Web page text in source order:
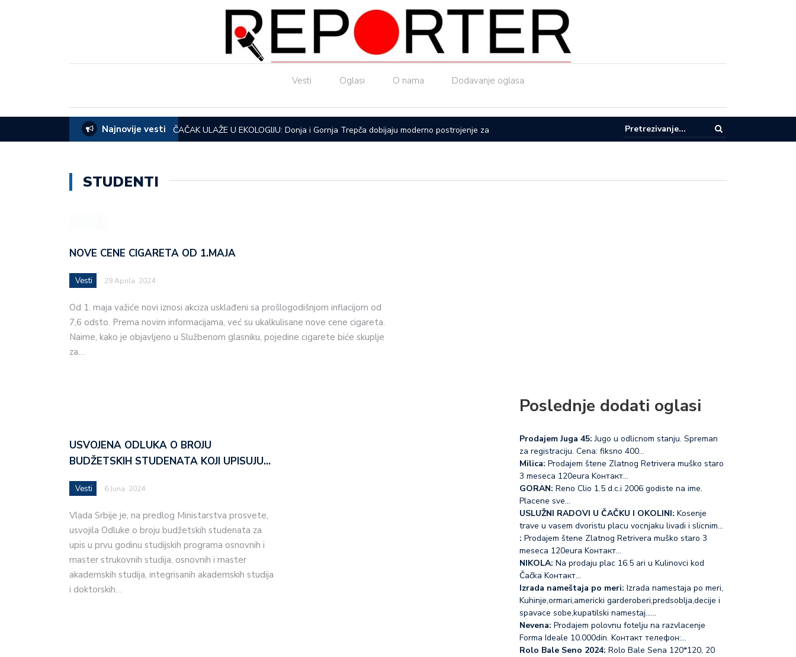
Vesti Oglasi O nama Dodavanje oglasa
Najnovije vesti
Čestitka Bogoljuba Karića povodom
ČAČAK ULAŽE U EKOLOGIJU: Donja i Gornja Trepča dobijaju moderno postrojenje za
otpadne vode i novi kolektor
U Guči održana 7. sednica opštinskog veća opštine Lučani
STUDENTI
NOVE CENE CIGARETA OD 1.MAJA
Vesti 29 Aprila, 2024
Od 1. maja važiće novi iznosi akciza usklađeni sa prošlogodišnjom inflacijom od
7,6 odsto. Prema novim informacijama, već su ukalkulisane nove cene cigareta.
Naime, kako je objavljeno u Službenom glasniku, pojedine cigarete biće skuplje
za…
USVOJENA ODLUKA O BROJU
BUDŽETSKIH STUDENATA KOJI UPISUJU…
Vesti 6 Juna, 2024
Vlada Srbije je, na predlog Ministarstva prosvete,
usvojila Odluke o broju budžetskih studenata za
upis u prvu godinu studijskih programa osnovnih i
master strukovnih studija, osnovnih i master
akademskih studija, integrisanih akademskih studija
i doktorskih…
Poslednje dodati oglasi
Prodajem Juga 45: Jugo u odlicnom stanju. Spreman
za registraciju. Cena: fiksno 400…
Milica: Prodajem štene Zlatnog Retrivera muško staro
3 meseca 120eura Koнтакт…
GORAN: Reno Clio 1.5 d.c.i 2006 godiste na ime.
Placene sve…
USLUŽNI RADOVI U ČAČKU I OKOLINI: Kosenje
trave u vasem dvoristu placu vocnjaku livadi i slicnim…
: Prodajem štene Zlatnog Retrivera muško staro 3
meseca 120eura Koнтакт…
NIKOLA: Na prodaju plac 16.5 ari u Kulinovci kod
Čačka Koнтакт…
Izrada nameštaja po meri: Izrada namestaja po meri,
Kuhinje,ormari,americki garderoberi,predsoblja,decije i
spavace sobe,kupatilski namestaj...…
Nevena: Prodajem polovnu fotelju na razvlacenje
Forma Ideale 10.000din. Koнтакт телефон:…
Rolo Bale Seno 2024: Rolo Bale Sena 120*120, 20